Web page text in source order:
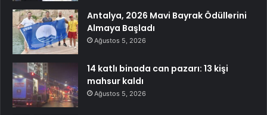
Antalya, 2026 Mavi Bayrak Ödüllerini
Almaya Başladı
Ağustos 5, 2026
14 katlı binada can pazarı: 13 kişi
mahsur kaldı
Ağustos 5, 2026